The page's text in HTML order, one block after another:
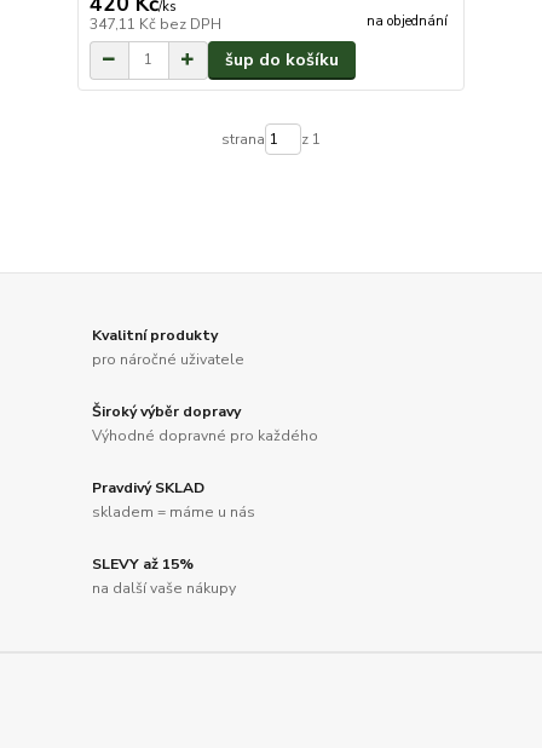
/ks
347,11 Kč bez DPH na objednání
šup do košíku
strana z 1
Kvalitní produkty
pro náročné uživatele
Široký výběr dopravy
Výhodné dopravné pro každého
Pravdivý SKLAD
skladem = máme u nás
SLEVY až 15%
na další vaše nákupy